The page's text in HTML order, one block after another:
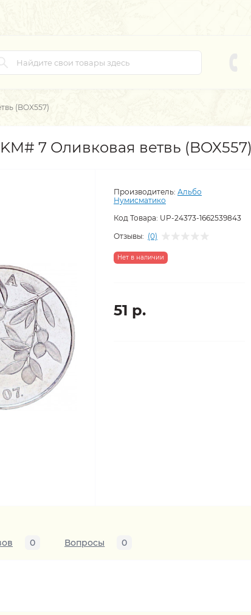
(BOX557)
7 Оливковая ветвь (BOX557)
Производитель: Альбо
Нумисматико
Код Товара: UP-24373-1662539843
Отзывы: (0)
Нет в наличии
51 р.
0 Вопросы 0